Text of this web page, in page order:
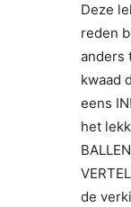
Deze
reden
anders
kwaad
eens
het
de